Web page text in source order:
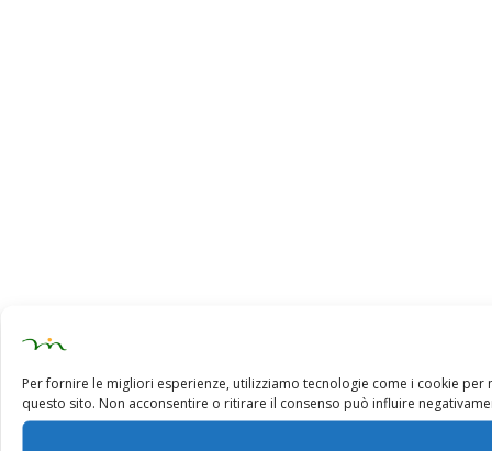
Per fornire le migliori esperienze, utilizziamo tecnologie come i cookie
questo sito. Non acconsentire o ritirare il consenso può influire